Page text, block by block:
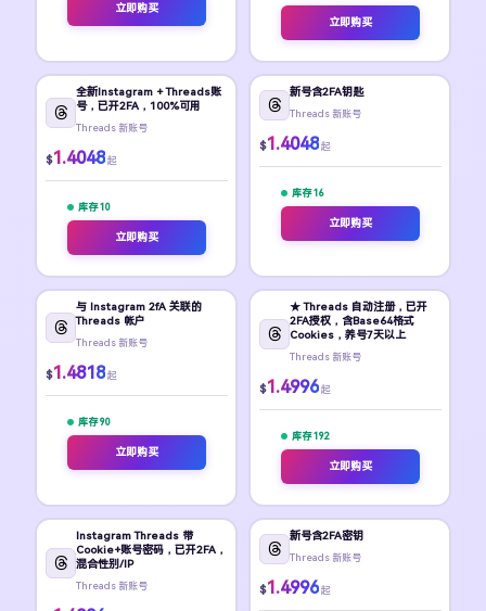
立即购买
立即购买
全新Instagram + Threads账
号，已开2FA，100%可用
Threads 新账号
$1.4048 起
库存 10
立即购买
新号含2FA钥匙
Threads 新账号
$1.4048 起
库存 16
立即购买
与 Instagram 2fA 关联的
Threads 帐户
Threads 新账号
$1.4818 起
库存 90
立即购买
★ Threads 自动注册，已开
2FA授权，含Base64格式
Cookies，养号7天以上
Threads 新账号
$1.4996 起
库存 192
立即购买
Instagram Threads 带
Cookie+账号密码，已开2FA，
混合性别/IP
Threads 新账号
新号含2FA密钥
Threads 新账号
$1.4996 起